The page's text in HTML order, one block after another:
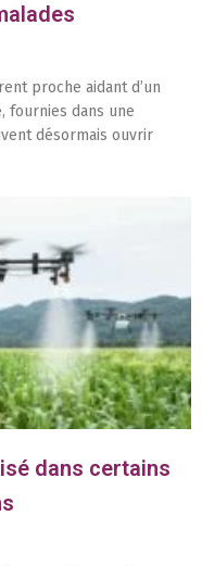
proche aidant d’un
fournies dans une
désormais ouvrir
dans certains